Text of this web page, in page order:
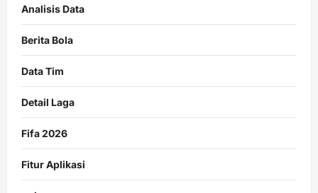
Analisis Data
Berita Bola
Data Tim
Detail Laga
Fifa 2026
Fitur Aplikasi